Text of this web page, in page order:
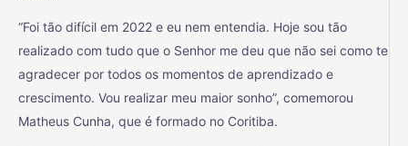
“Foi tão difícil em 2022 e eu nem entendia. Hoje sou tão
realizado com tudo que o Senhor me deu que não sei como te
agradecer por todos os momentos de aprendizado e
crescimento. Vou realizar meu maior sonho”, comemorou
Matheus Cunha, que é formado no Coritiba.